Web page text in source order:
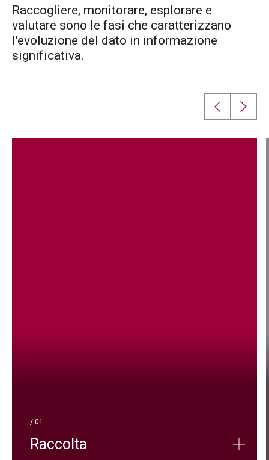
Raccogliere, monitorare, esplorare e
valutare sono le fasi che caratterizzano
l'evoluzione del dato in informazione
significativa.
/ 01
Raccolta